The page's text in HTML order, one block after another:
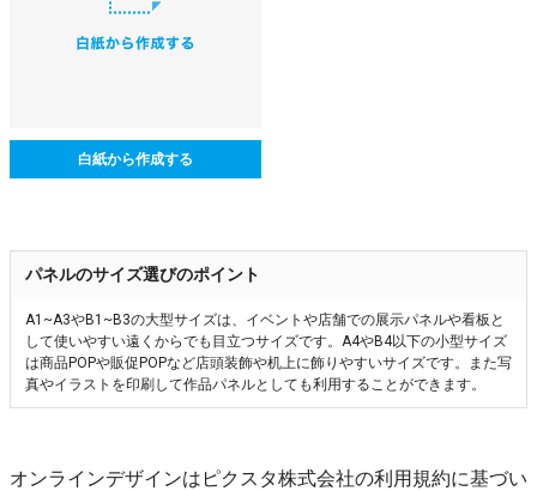
白紙から作成する
パネルのサイズ選びのポイント
A1~A3やB1~B3の大型サイズは、イベントや店舗での展示パネルや看板と
して使いやすい遠くからでも目立つサイズです。A4やB4以下の小型サイズ
は商品POPや販促POPなど店頭装飾や机上に飾りやすいサイズです。また写
真やイラストを印刷して作品パネルとしても利用することができます。
オンラインデザインはピクスタ株式会社の利用規約に基づい